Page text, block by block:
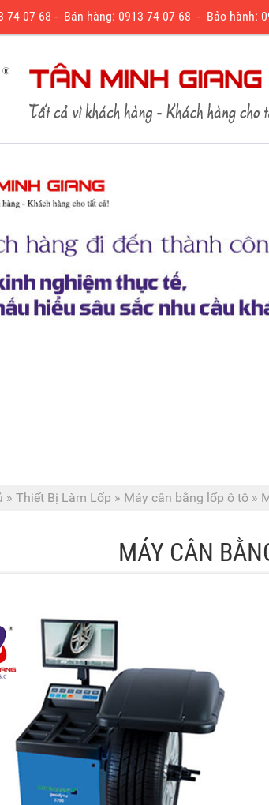
74 07 68 - Bán hàng: 0913 74 07 68 - Bảo hành: 0
» Thiết Bị Làm Lốp » Máy cân bằng lốp ô tô »
MÁY CÂN